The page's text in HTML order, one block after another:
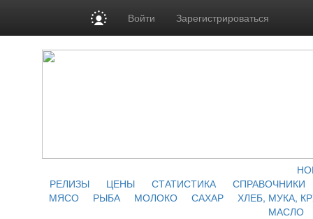
Войти Зарегистрироваться
РЕЛИЗЫ
ЦЕНЫ СТАТИСТИКА
СПРАВОЧНИКИ
МЯСО
РЫБА МОЛОКО САХАР
ХЛЕБ, МУКА,
МАСЛО